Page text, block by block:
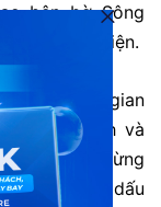
bên bờ Sông
và thân thiện.
không gian
ngói cổ kính và
này là một rừng
hẹp, nhưng dấu